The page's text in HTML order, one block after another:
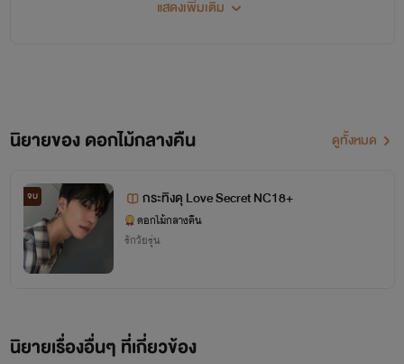
เรื่อยนั่นเอง นิยายของไรท์
แสดงเพิ่มเติม
นิยายของ ดอกไม้กลางคืน ดูทั้งหมด
จบ กระทิงดุ Love Secret NC18+
ดอกไม้กลางคืน
รักวัยรุ่น
นิยายเรื่องอื่นๆ ที่เกี่ยวข้อง